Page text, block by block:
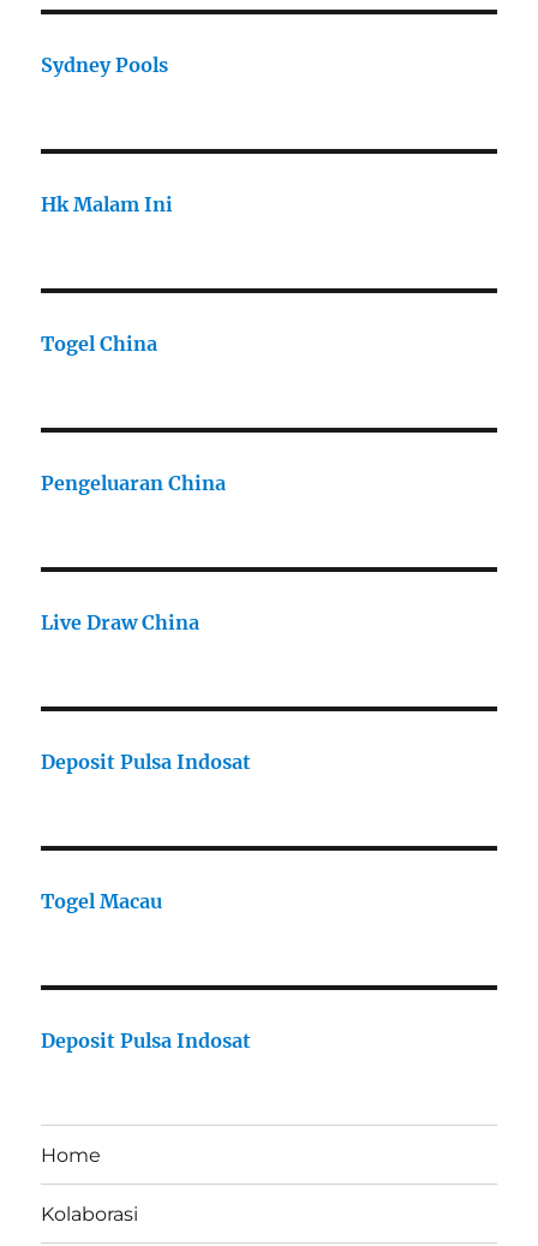
Sydney Pools
Hk Malam Ini
Togel China
Pengeluaran China
Live Draw China
Deposit Pulsa Indosat
Togel Macau
Deposit Pulsa Indosat
Home
Kolaborasi